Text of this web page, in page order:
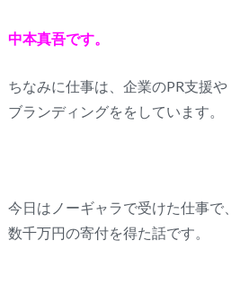
中本真吾です。
ちなみに仕事は、企業のPR支援や
ブランディングををしています。
今日はノーギャラで受けた仕事で、
数千万円の寄付を得た話です。